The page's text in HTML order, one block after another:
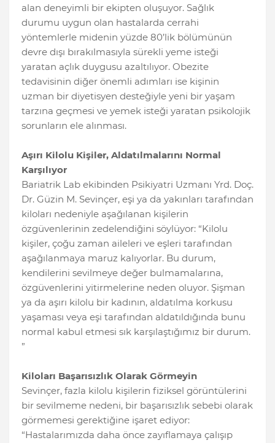
alan deneyimli bir ekipten oluşuyor. Sağlık
durumu uygun olan hastalarda cerrahi
yöntemlerle midenin yüzde 80’lik bölümünün
devre dışı bırakılmasıyla sürekli yeme isteği
yaratan açlık duygusu azaltılıyor. Obezite
tedavisinin diğer önemli adımları ise kişinin
uzman bir diyetisyen desteğiyle yeni bir yaşam
tarzına geçmesi ve yemek isteği yaratan psikolojik
sorunların ele alınması.
Aşırı Kilolu Kişiler, Aldatılmalarını Normal
Karşılıyor
Bariatrik Lab ekibinden Psikiyatri Uzmanı Yrd. Doç.
Dr. Güzin M. Sevinçer, eşi ya da yakınları tarafından
kiloları nedeniyle aşağılanan kişilerin
özgüvenlerinin zedelendiğini söylüyor: “Kilolu
kişiler, çoğu zaman aileleri ve eşleri tarafından
aşağılanmaya maruz kalıyorlar. Bu durum,
kendilerini sevilmeye değer bulmamalarına,
özgüvenlerini yitirmelerine neden oluyor. Şişman
ya da aşırı kilolu bir kadının, aldatılma korkusu
yaşaması veya eşi tarafından aldatıldığında bunu
normal kabul etmesi sık karşılaştığımız bir durum.
”
Kiloları Başarısızlık Olarak Görmeyin
Sevinçer, fazla kilolu kişilerin fiziksel görüntülerini
bir sevilmeme nedeni, bir başarısızlık sebebi olarak
görmemesi gerektiğine işaret ediyor:
“Hastalarımızda daha önce zayıflamaya çalışıp